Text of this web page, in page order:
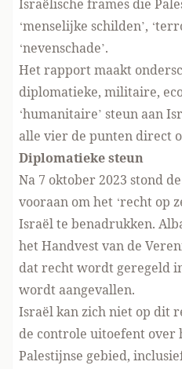
Israëlische frames die
‘menselijke schilden’,
‘nevenschade’.
Het rapport maakt
diplomatieke, militaire,
‘humanitaire’ steun aan
alle vier de punten direct
Diplomatieke steun
Na 7 oktober 2023 stond
vooraan om het ‘recht op
Israël te benadrukken.
het Handvest van de
dat recht wordt geregeld
wordt aangevallen.
Israël kan zich niet op dit
de controle uitoefent over
Palestijnse gebied,